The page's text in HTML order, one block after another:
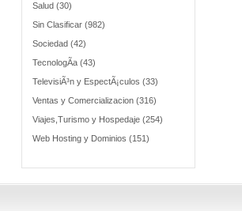
Salud (30)
Sin Clasificar (982)
Sociedad (42)
TecnologÃ­a (43)
TelevisiÃ³n y EspectÃ¡culos (33)
Ventas y Comercializacion (316)
Viajes,Turismo y Hospedaje (254)
Web Hosting y Dominios (151)